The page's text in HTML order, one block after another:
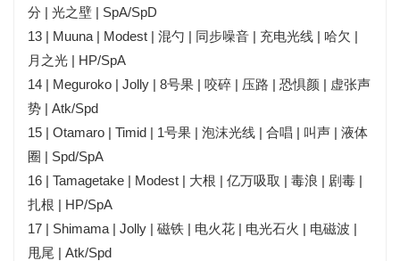
分 | 光之壁 | SpA/SpD
13 | Muuna | Modest | 混勺 | 同步噪音 | 充电光线 | 哈欠 |
月之光 | HP/SpA
14 | Meguroko | Jolly | 8号果 | 咬碎 | 压路 | 恐惧颜 | 虚张声
势 | Atk/Spd
15 | Otamaro | Timid | 1号果 | 泡沫光线 | 合唱 | 叫声 | 液体
圈 | Spd/SpA
16 | Tamagetake | Modest | 大根 | 亿万吸取 | 毒浪 | 剧毒 |
扎根 | HP/SpA
17 | Shimama | Jolly | 磁铁 | 电火花 | 电光石火 | 电磁波 |
甩尾 | Atk/Spd